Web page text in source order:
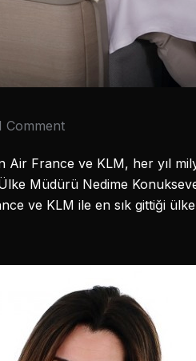
Comment
France ve KLM, her yıl
Müdürü Nedime
ve KLM ile en sık gittiği